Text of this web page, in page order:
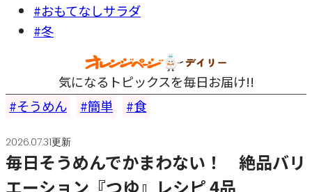
#おもてなしサラダ
#冬
気になるトピックスを毎日お届け!!
そうめん
簡単 食
2026.07.31更新
毎日そうめんでかまわない！ 絶品バリ
エーション『つゆ』レシピ 4品